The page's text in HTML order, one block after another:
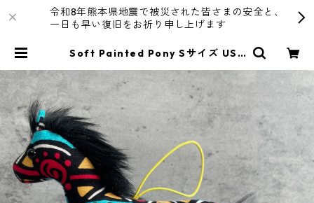
令和8年熊本県地震で被災された皆さまの安全と、
一日も早い復旧をお祈り申し上げます
Soft Painted Pony Sサイズ USA